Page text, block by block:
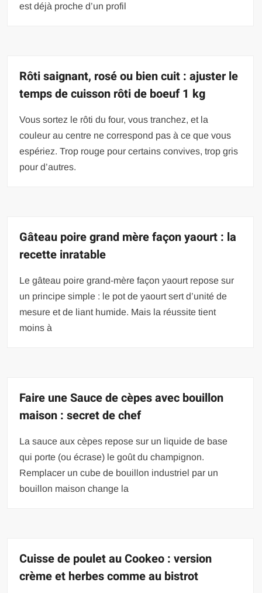
est déjà proche d’un profil
Rôti saignant, rosé ou bien cuit : ajuster le
temps de cuisson rôti de boeuf 1 kg
Vous sortez le rôti du four, vous tranchez, et la
couleur au centre ne correspond pas à ce que vous
espériez. Trop rouge pour certains convives, trop gris
pour d’autres.
Gâteau poire grand mère façon yaourt : la
recette inratable
Le gâteau poire grand-mère façon yaourt repose sur
un principe simple : le pot de yaourt sert d’unité de
mesure et de liant humide. Mais la réussite tient
moins à
Faire une Sauce de cèpes avec bouillon
maison : secret de chef
La sauce aux cèpes repose sur un liquide de base
qui porte (ou écrase) le goût du champignon.
Remplacer un cube de bouillon industriel par un
bouillon maison change la
Cuisse de poulet au Cookeo : version
crème et herbes comme au bistrot